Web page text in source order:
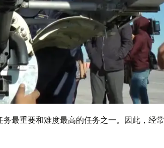
最重要和难度最高的任务之一。因此，经常